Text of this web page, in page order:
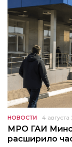
НОВОСТИ 4 августа
МРО ГАИ
расширило